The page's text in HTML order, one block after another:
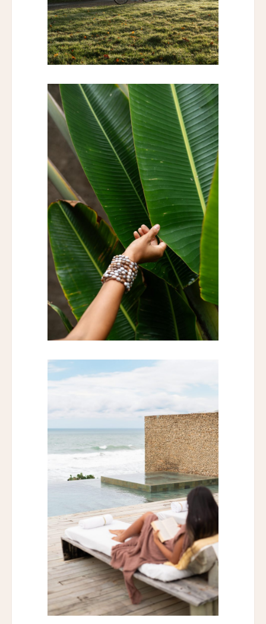
ヨーロッパ・パレス
Europa Palace
ザ・エヴレン
The Evren
スマック マチュピチュ ホテル
SUMAQ Machu Picchu Hotel
アートホテル リポーゾ
Art Hotel Riposo
ウエスト ベイ クラブ
West Bay Club
ラ・コラリーナ・アイランド・ハウス
La Coralina Island House
コンヴェント・フランチェスカーノ
Convento Francescano
パイン・ツリーズ・ホテル
Pine Trees Hotel
ウィンズローズ・バンガローズ
Winslow's Bungalows
Lighthouse Hotel
エラズ・コテージズ
リドリー・ハウス
Ridley House
アゼライ・ケーガー・ベイ
Azerai Ke Ga Bay
アゼライ・ラ・レジデンス・フエ
Azerai La Residence
サンタ・ボカ
Santa Boka
ホテル・ベルクレア
Hotel Belleclaire
パークホテル・エーゲルナー・ヘーフェ